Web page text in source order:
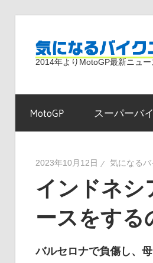
2014年よりMotoGP最新ニュ
MotoGP スーパーバ
2023年10月12日 気になる
インドネ
ースをする
バルセロナで負傷し、